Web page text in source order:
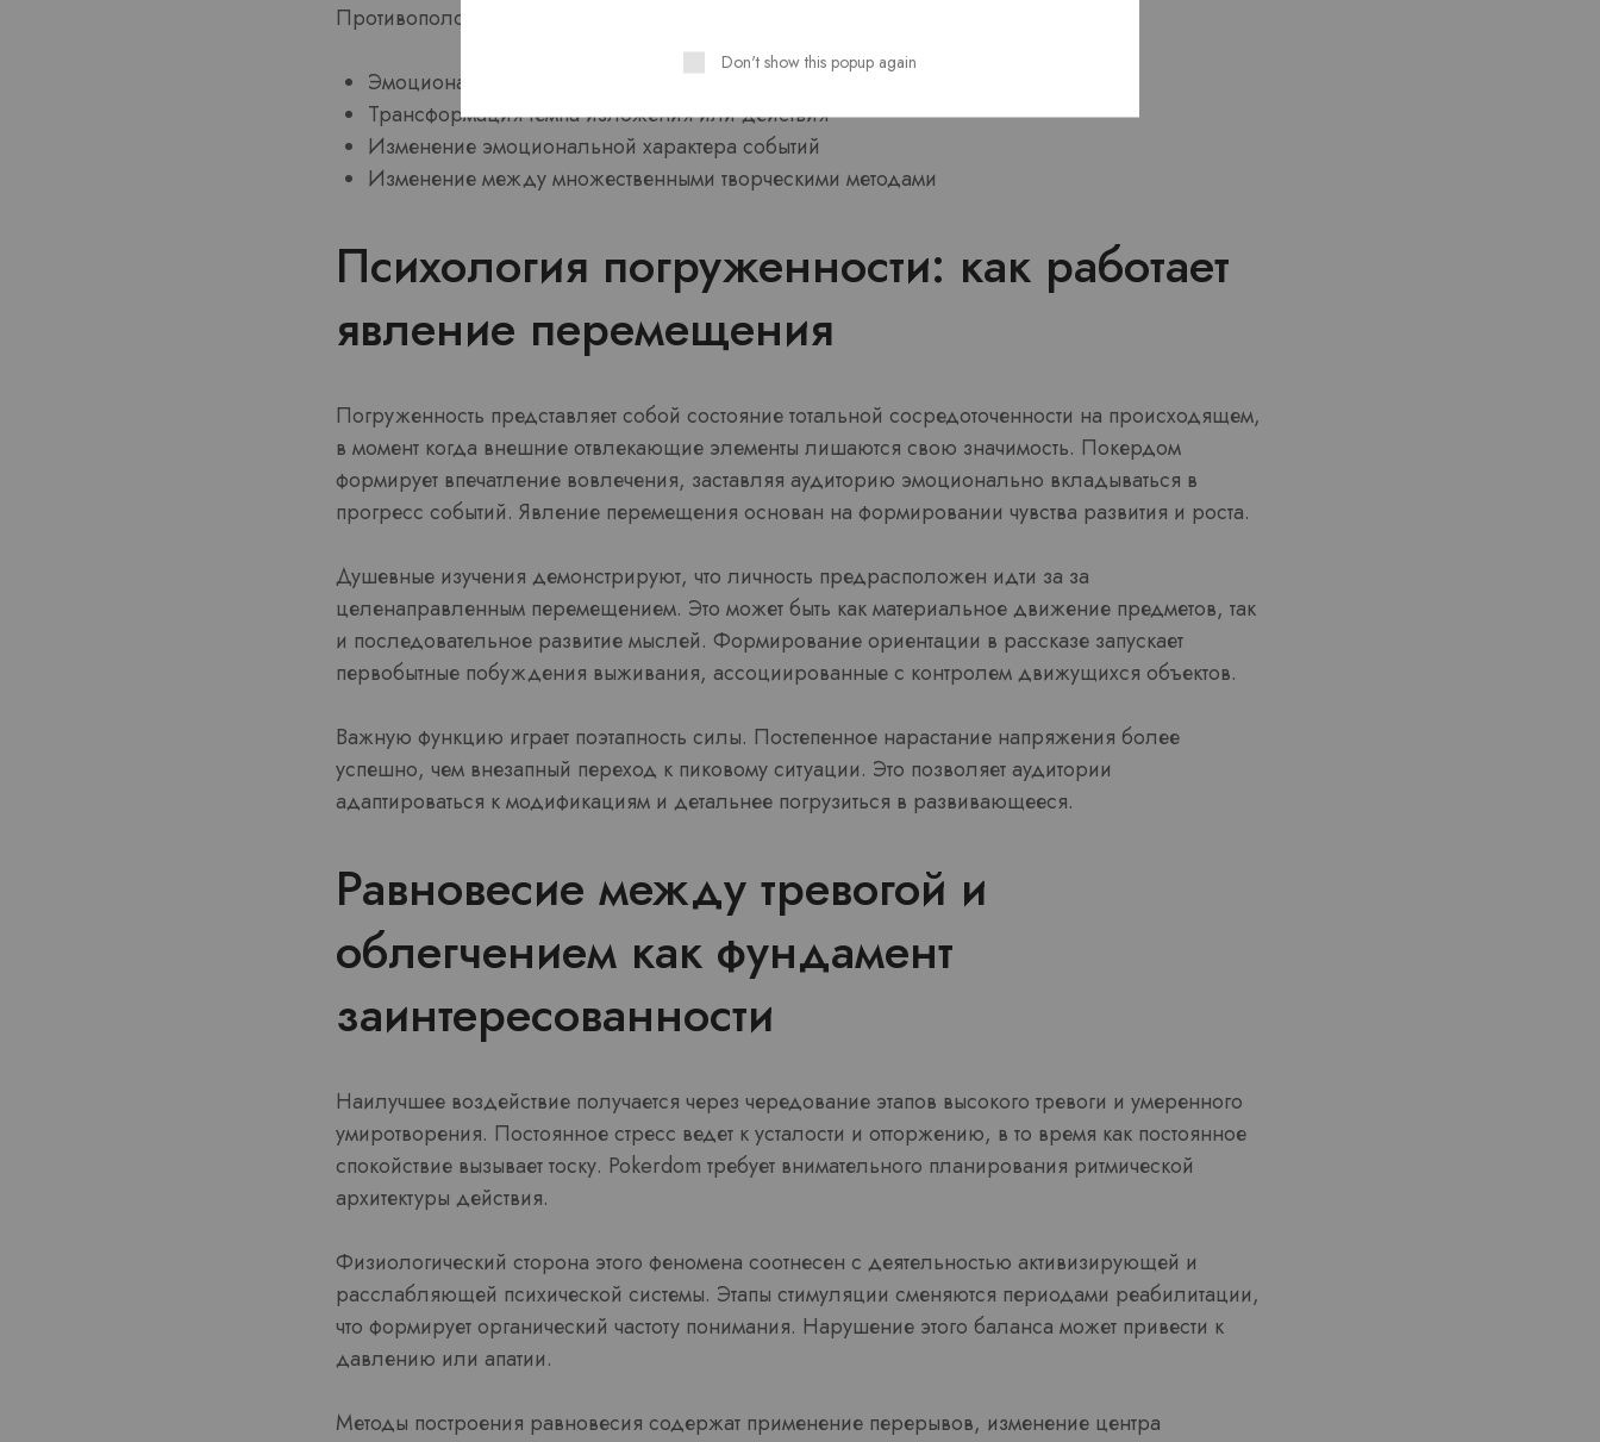
Противоположности могут выражаться в множественных формах:
Эмоциональные смены от трагических мгновений к юмористическим
Трансформация темпа изложения или действия
Изменение эмоциональной характера событий
Изменение между множественными творческими методами
Психология погруженности: как работает
явление перемещения
Погруженность представляет собой состояние тотальной сосредоточенности на происходящем,
в момент когда внешние отвлекающие элементы лишаются свою значимость. Покердом
формирует впечатление вовлечения, заставляя аудиторию эмоционально вкладываться в
прогресс событий. Явление перемещения основан на формировании чувства развития и роста.
Душевные изучения демонстрируют, что личность предрасположен идти за за
целенаправленным перемещением. Это может быть как материальное движение предметов, так
и последовательное развитие мыслей. Формирование ориентации в рассказе запускает
первобытные побуждения выживания, ассоциированные с контролем движущихся объектов.
Важную функцию играет поэтапность силы. Постепенное нарастание напряжения более
успешно, чем внезапный переход к пиковому ситуации. Это позволяет аудитории
адаптироваться к модификациям и детальнее погрузиться в развивающееся.
Равновесие между тревогой и
облегчением как фундамент
заинтересованности
Наилучшее воздействие получается через чередование этапов высокого тревоги и умеренного
умиротворения. Постоянное стресс ведет к усталости и отторжению, в то время как постоянное
спокойствие вызывает тоску. Pokerdom требует внимательного планирования ритмической
архитектуры действия.
Физиологический сторона этого феномена соотнесен с деятельностью активизирующей и
расслабляющей психической системы. Этапы стимуляции сменяются периодами реабилитации,
что формирует органический частоту понимания. Нарушение этого баланса может привести к
давлению или апатии.
Методы построения равновесия содержат применение перерывов, изменение центра
Don't show this popup again